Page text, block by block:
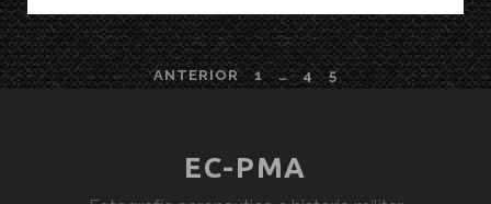
8K5
PAGINACIÓN
ENTRADAS
ANTERIOR 1 … 4 5
EC-PMA